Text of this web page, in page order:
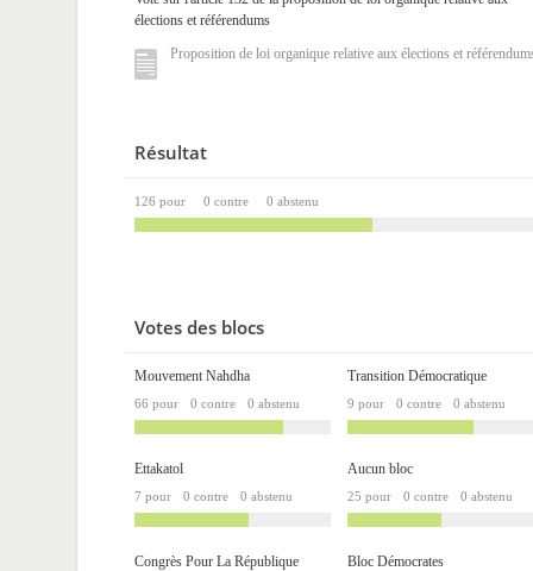
élections et référendums
Proposition de loi organique relative aux élections et
Résultat
126 pour 0 contre 0 abstenu
Votes des blocs
Mouvement Nahdha
66 pour 0 contre 0 abstenu
Transition Démocratique
9 pour 0 contre 0 abstenu
Ettakatol
7 pour 0 contre 0 abstenu
Aucun bloc
25 pour 0 contre 0 abstenu
Congrès Pour La République Bloc Démocrates